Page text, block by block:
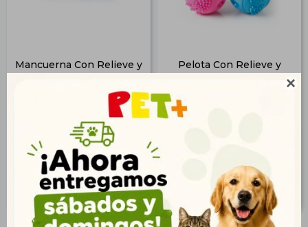

Mancuerna Con Relieve y
$ 94
$ 105
Pelota Con Relieve y
$ 87